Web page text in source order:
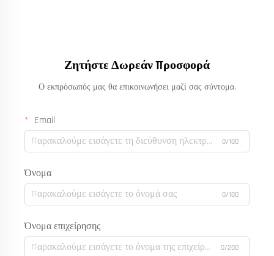
Ζητήστε Δωρεάν Προσφορά
Ο εκπρόσωπός μας θα επικοινωνήσει μαζί σας σύντομα.
Email
0/100
Όνομα
0/100
Όνομα επιχείρησης
0/200